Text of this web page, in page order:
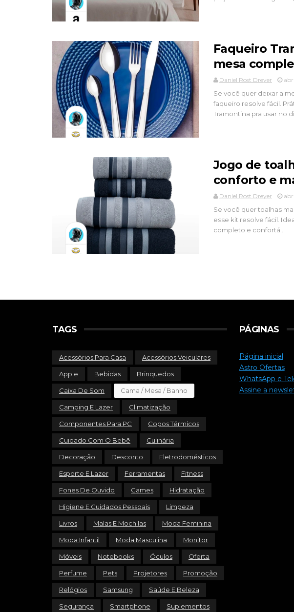
Faqueiro
mesa
Daniel Rost Dreyer
Se você quer deixar a
faqueiro resolve fácil.
Tramontina pra usar no
Jogo de
conforto e
Daniel Rost Dreyer
Se você quer toalhas
esse kit resolve fácil.
completo e confortá...
TAGS
Acessórios Para Casa Acessórios Veiculares
Apple Bebidas Brinquedos
Caixa De Som Cama / Mesa / Banho
Camping E Lazer Climatização
Componentes Para PC Copos Térmicos
Cuidado Com O Bebê Culinária
Decoração Desconto Eletrodomésticos
Esporte E Lazer Ferramentas Fitness
Fones De Ouvido Games Hidratação
Higiene E Cuidados Pessoais Limpeza
Livros Malas E Mochilas Moda Feminina
Moda Infantil Moda Masculina Monitor
Móveis Notebooks Óculos Oferta
Perfume Pets Projetores Promoção
Relógios Samsung Saúde E Beleza
Segurança Smartphone Suplementos
PÁGINAS
Página inicial
Astro Ofertas
WhatsApp e
Assine a